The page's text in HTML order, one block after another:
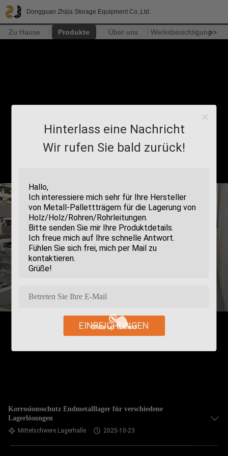
Dongguan Zhijia Storage Equipment Co.,Ltd.
Zu Hause Produkte Über uns Werksbesichtigung>>
Hinterlass eine Nachricht
Wir rufen Sie bald zurück!
EINREICHUNGEN
Korrosionsschutz Endmetalllager für verschiedene
Lagerlösungen
Mittelschwere Lagerhalle 2025-10-23